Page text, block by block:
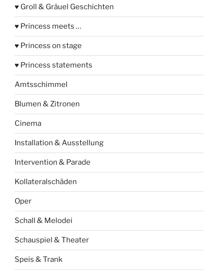
♥ Groll & Gräuel Geschichten
♥ Princess meets …
♥ Princess on stage
♥ Princess statements
Amtsschimmel
Blumen & Zitronen
Cinema
Installation & Ausstellung
Intervention & Parade
Kollateralschäden
Oper
Schall & Melodei
Schauspiel & Theater
Speis & Trank